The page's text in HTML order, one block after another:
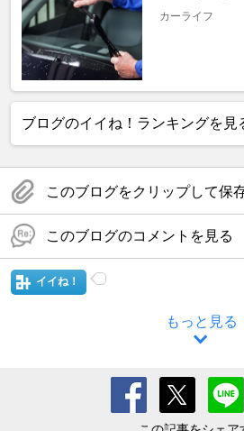
カーライフ
ブログのイイね！ランキングを見
このブログをクリップして保
このブログのコメントを見る
イイね！
もっと見る